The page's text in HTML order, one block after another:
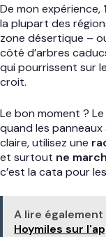
De mon expérience,
la plupart des
zone désertique –
côté d’arbres
qui pourrissent sur
croit.
Le bon moment ?
quand les panneaux
claire, utilisez une
et surtout ne
c’est la cata pour
A lire également
Hoymiles sur